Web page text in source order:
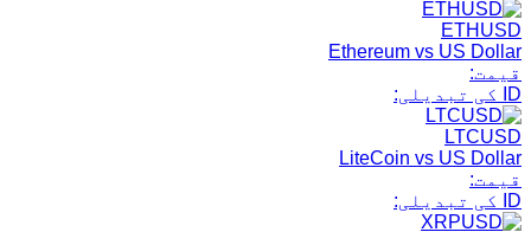
ETHUSD
Ethereum vs US Dollar
قیمت:
ID کی تبدیلی:
LTCUSD
LiteCoin vs US Dollar
قیمت:
ID کی تبدیلی: